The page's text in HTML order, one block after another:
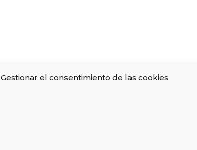
Gestionar el consentimiento de las cookies